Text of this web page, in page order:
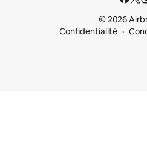
© 2026
Confidentialité